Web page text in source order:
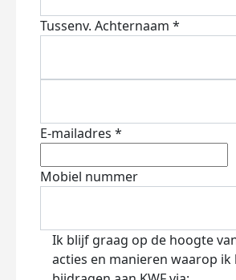
Tussenv. Achternaam *
E-mailadres *
Mobiel nummer
Ik blijf graag op de hoogte
acties en manieren waarop ik